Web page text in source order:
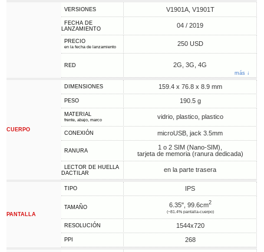
VERSIONES V1901A, V1901T
FECHA DE
LANZAMIENTO
04 / 2019
PRECIO
en la fecha de lanzamiento 250 USD
RED 2G, 3G, 4G
más ↓
CUERPO
DIMENSIONES 159.4 x 76.8 x 8.9 mm
PESO 190.5 g
MATERIAL
frente, abajo, marco vidrio, plastico, plastico
CONEXIÓN microUSB, jack 3.5mm
RANURA
1 o 2 SIM (Nano-SIM),
tarjeta de memoria (ranura dedicada)
LECTOR DE HUELLA
DACTILAR
en la parte trasera
PANTALLA
TIPO IPS
TAMAÑO 6.35", 99.6cm2
(~81.4% pantalla-cuerpo)
RESOLUCIÓN 1544x720
PPI 268